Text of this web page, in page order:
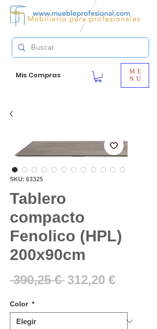
Mis Compras
ME
NU
SKU: 63325
Tablero
compacto
Fenolico (HPL)
200x90cm
390,25 € Precio
312,20 €Precio
oferta
Color *